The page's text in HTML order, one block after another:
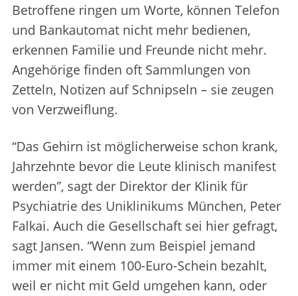
Betroffene ringen um Worte, können Telefon
und Bankautomat nicht mehr bedienen,
erkennen Familie und Freunde nicht mehr.
Angehörige finden oft Sammlungen von
Zetteln, Notizen auf Schnipseln – sie zeugen
von Verzweiflung.
“Das Gehirn ist möglicherweise schon krank,
Jahrzehnte bevor die Leute klinisch manifest
werden”, sagt der Direktor der Klinik für
Psychiatrie des Uniklinikums München, Peter
Falkai. Auch die Gesellschaft sei hier gefragt,
sagt Jansen. “Wenn zum Beispiel jemand
immer mit einem 100-Euro-Schein bezahlt,
weil er nicht mit Geld umgehen kann, oder